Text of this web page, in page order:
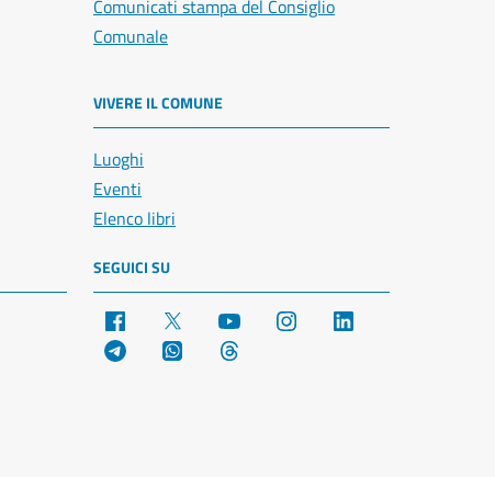
Comunicati stampa del Consiglio
Comunale
VIVERE IL COMUNE
Luoghi
Eventi
Elenco libri
SEGUICI SU
Facebook YouTube Instagram
Telegram WhatsApp